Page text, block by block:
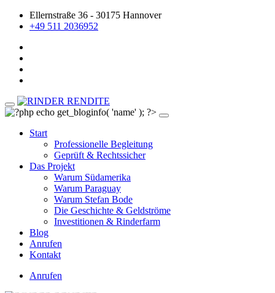
Ellernstraße 36 - 30175 Hannover
+49 511 2036952
Start
Professionelle Begleitung
Geprüft & Rechtssicher
Das Projekt
Warum Südamerika
Warum Paraguay
Warum Stefan Bode
Die Geschichte & Geldströme
Investitionen & Rinderfarm
Blog
Anrufen
Kontakt
Anrufen